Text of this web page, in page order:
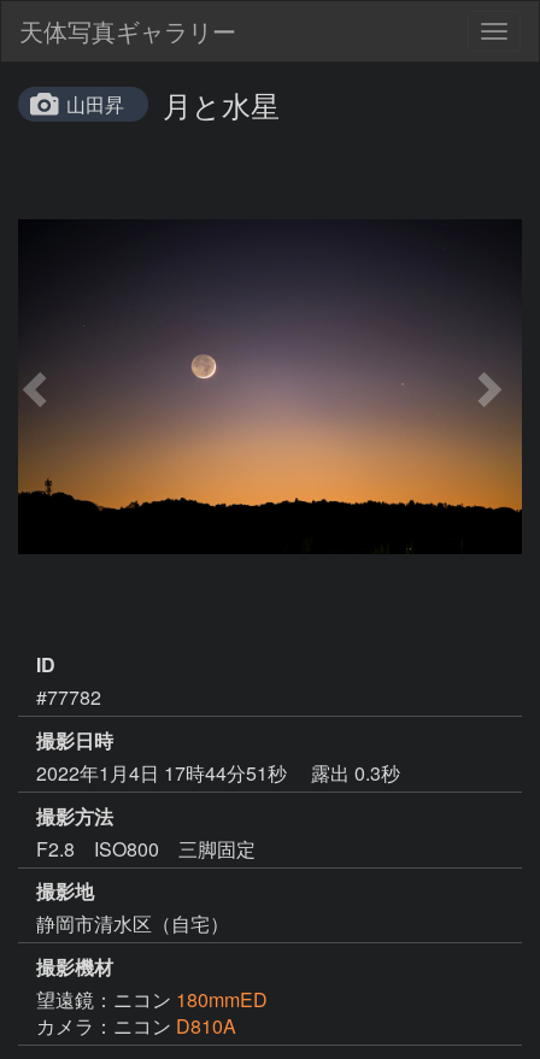
天体写真ギャラリー
山田昇 月と水星
ID
#77782
撮影日時
2022年1月4日 17時44分51秒
露出 0.3秒
撮影方法
F2.8 ISO800 三脚固定
撮影地
静岡市清水区（自宅）
撮影機材
望遠鏡：ニコン 180mmED
カメラ：ニコン D810A